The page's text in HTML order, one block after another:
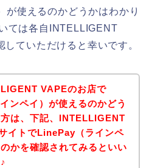
が使えるのかどうかはわかり
ては各自INTELLIGENT
ていただけると幸いです。
VAPEのお店で
ンペイ）が使えるのかどう
は、下記、INTELLIGENT
イトでLinePay（ラインペ
かを確認されてみるといい